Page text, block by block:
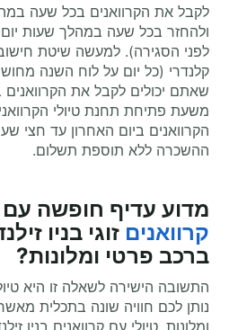
לקבל את הקרוואנים בכל שעה
ולהחזר בכל שעה במהלך שעות
לפני הסגירה). למעשה שיטת
קלנדרי (כל יום על לוח השנה
שאתם יכולים לקבל את
משעת פתיחת תחנת טיולי
הקרוואנים ביום האחרון עד חצי
ההשכרה ללא תוספת תשלום.
מדוע עדיף חופשה עם
קרוואנים זוגי בניו
ברכב פרטי ומלונות?
התשובה הישירה לשאלה זו היא
נותן לכם חוויה שונה בתכלית
ומלונות. טיולי עם קרוואנים בניו